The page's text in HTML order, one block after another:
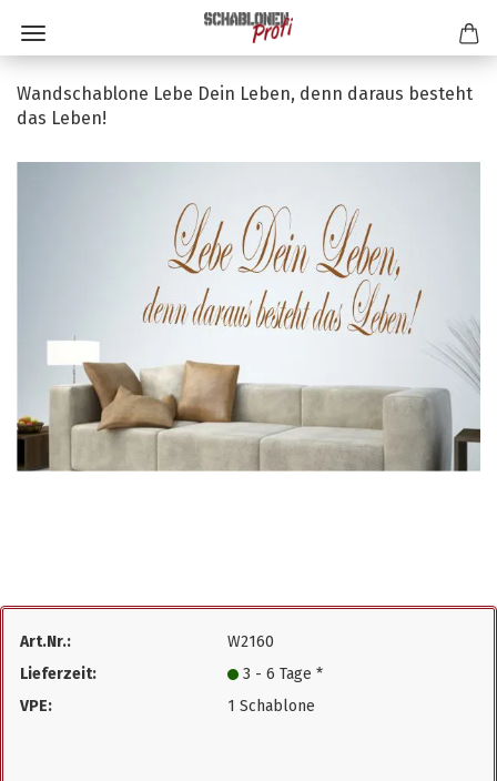
Wandschablone Lebe Dein Leben, denn daraus besteht
das Leben!
Art.Nr.:
W2160
Lieferzeit:
3 - 6 Tage *
VPE:
1 Schablone